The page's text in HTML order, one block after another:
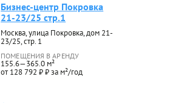
Бизнес-центр Покровка
21-23/25 стр.1
Москва, улица Покровка, дом 21-
23/25, стр. 1
ПОМЕЩЕНИЯ В АРЕНДУ
155.6—365.0 м²
от 128 792 ₽ ₽ за м²/год